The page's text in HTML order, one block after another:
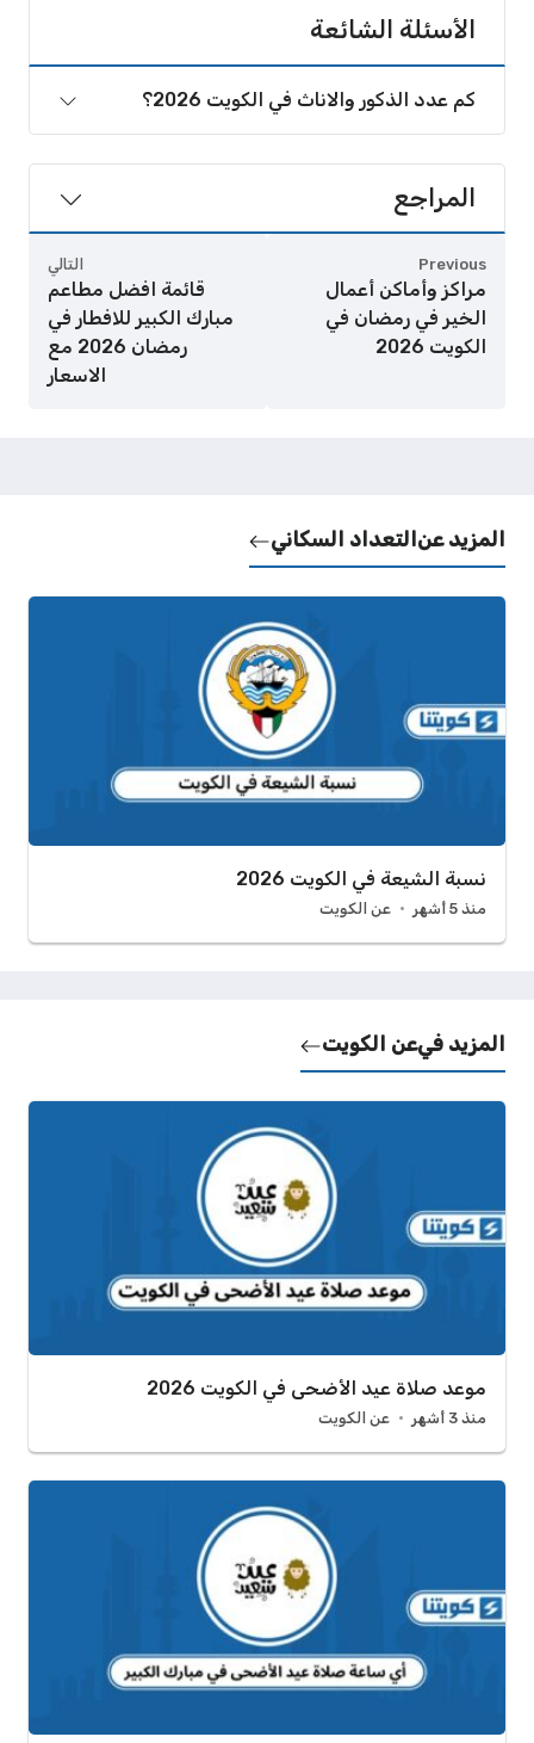
الأسئلة الشائعة
كم عدد الذكور والاناث في الكويت 2026؟
المراجع
Previous
مراكز وأماكن أعمال
الخير في رمضان في
الكويت 2026
التالي
قائمة افضل مطاعم
مبارك الكبير للافطار في
رمضان 2026 مع
الاسعار
المزيد عنالتعداد السكاني
نسبة الشيعة في الكويت 2026
منذ 5 أشهر عن الكويت
المزيد فيعن الكويت
موعد صلاة عيد الأضحى في الكويت 2026
منذ 3 أشهر عن الكويت